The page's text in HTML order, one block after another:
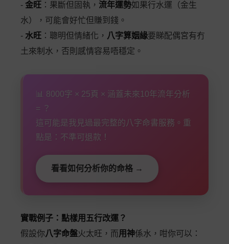
- 金旺 ：果斷但固執， 流年運勢如果行水運（金生
水），可能會好忙但賺到錢。
- 水旺 ：聰明但情緒化， 八字算姻緣要睇配偶宮有冇
土來制水，否則感情容易唔穩定。
📊 8000字 × 25頁 × 涵蓋未來10年流年分析
= ？
這可能是我見過最完整的八字命書服務。重
點是：不準可退款！
看看如何分析你的命格 →
實戰例子：點樣用五行改運？
假設你八字命盤火太旺，而用神係水，咁你可以：